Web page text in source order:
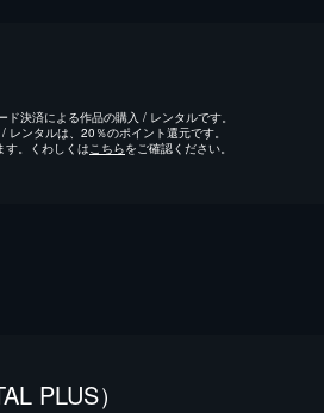
決済による作品の購入 / レンタルです。
ンタルは、20％のポイント還元です。
す。くわしくは こちらをご確認ください。
PLUS）